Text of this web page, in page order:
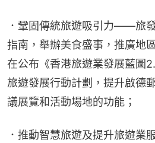
．鞏固傳統旅遊吸引力——旅
指南，舉辦美食盛事，推廣地
在公布《香港旅遊業發展藍圖
旅遊發展行動計劃，提升啟德
議展覽和活動場地的功能；
．推動智慧旅遊及提升旅遊